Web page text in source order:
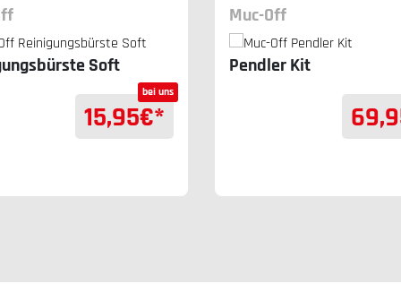
Soft
bei uns
15,95€*
Muc-Off
Pendler Kit